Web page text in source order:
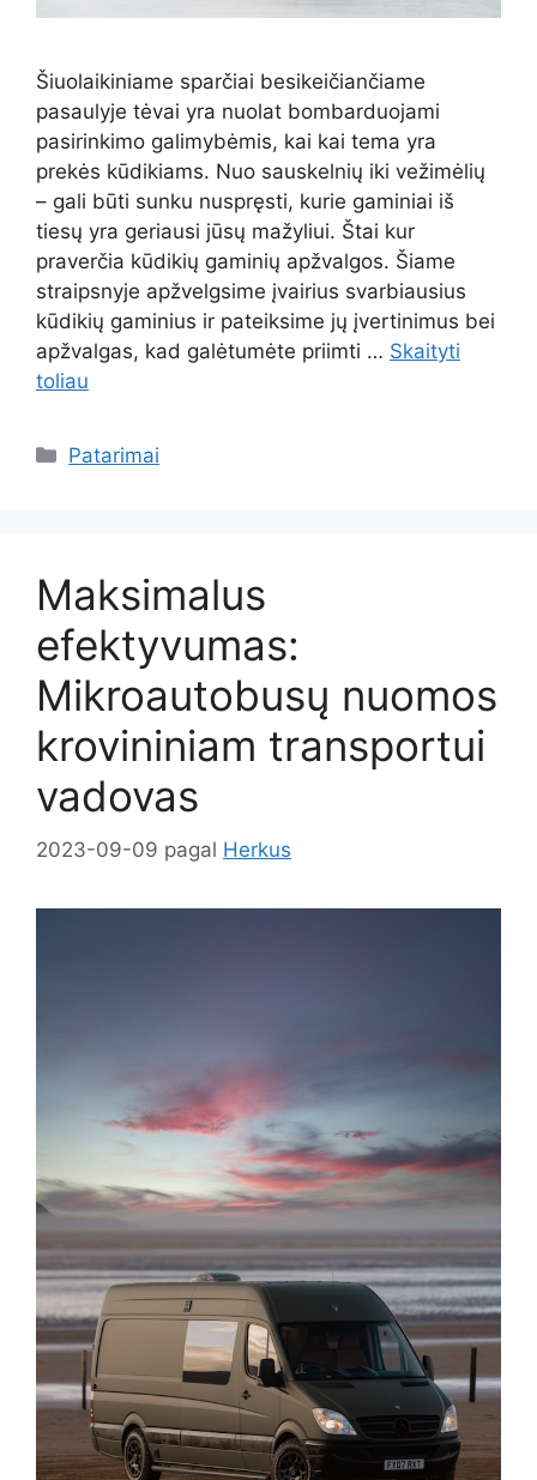
Šiuolaikiniame sparčiai besikeičiančiame
pasaulyje tėvai yra nuolat bombarduojami
pasirinkimo galimybėmis, kai kai tema yra
prekės kūdikiams. Nuo sauskelnių iki vežimėlių
– gali būti sunku nuspręsti, kurie gaminiai iš
tiesų yra geriausi jūsų mažyliui. Štai kur
praverčia kūdikių gaminių apžvalgos. Šiame
straipsnyje apžvelgsime įvairius svarbiausius
kūdikių gaminius ir pateiksime jų įvertinimus bei
apžvalgas, kad galėtumėte priimti … Skaityti
toliau
Kategorijos
Patarimai
Maksimalus
efektyvumas:
Mikroautobusų nuomos
krovininiam transportui
vadovas
2023-09-09 pagal Herkus